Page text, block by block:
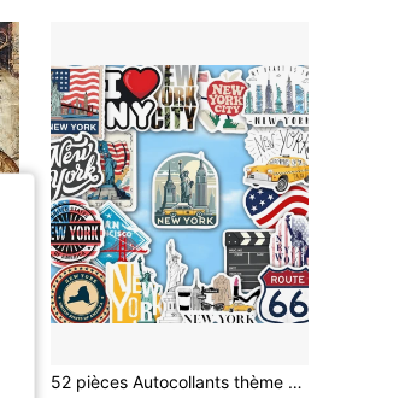
52 pièces Autocollants thème New York Graffiti - Vinyle imperméable, convient pour ordinateurs portables, skateboards, guitares, valises, etc. - Esthétique urbaine DIY Cadeaux décoratifs Fournitures scolaires